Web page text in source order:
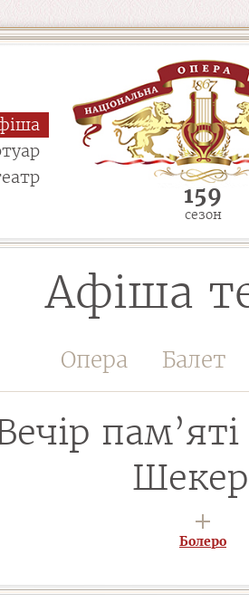
159
сезон
Афіша
Опера Балет
Болеро